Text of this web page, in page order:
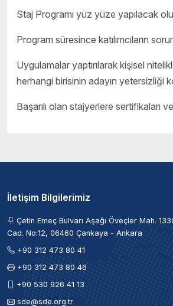
Staj Programı yüz yüze yapılacak
Program süresince katılımcıların
Uygulamalar yaptırılarak kişisel
herhangi birisinin adayın yetersizliği
Başarılı olan stajyerlere sertifikaları
İletişim Bilgilerimiz
Çetin Emeç Bulvarı Aşağı Öveçler Mah.
Cad. No:12, 06460 Çankaya - Ankara
+90 312 473 80 41
+90 312 473 80 46
+90 530 926 41 13
sde@sde.org.tr